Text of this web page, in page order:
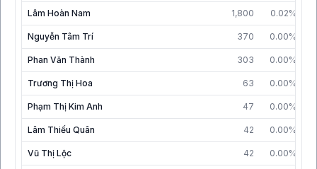
Lâm Hoàn Nam 1,800 0.02%
Nguyễn Tâm Trí 370 0.00%
Phan Văn Thành 303 0.00%
Trương Thị Hoa 63 0.00%
Phạm Thị Kim Anh 47 0.00%
Lâm Thiếu Quân 42 0.00%
Vũ Thị Lộc 42 0.00%